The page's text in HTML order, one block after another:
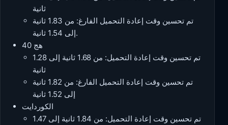
ثانية
تم تحسين وقت إعادة التحميل الفارغ: من 1.83 ثانية
إلى 1.54 ثانية.
هج 40
تم تحسين وقت إعادة التحميل: من 1.68 ثانية إلى 1.28
ثانية
تم تحسين وقت إعادة التحميل الفارغ: من 1.82 ثانية
إلى 1.52 ثانية
الكوردايت
تم تحسين وقت إعادة التحميل: من 1.84 ثانية إلى 1.47